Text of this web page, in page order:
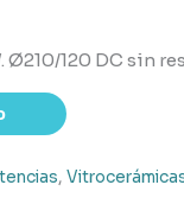
Ø210/120 DC sin
,